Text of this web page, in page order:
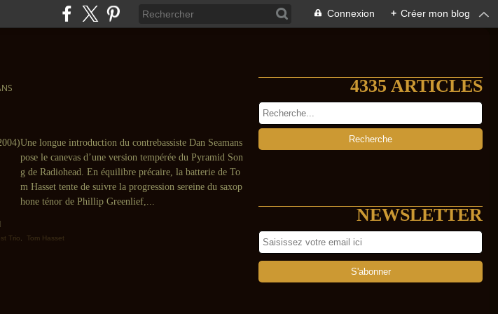
Connexion + Créer mon blog
Une longue introduction du contrebassiste Dan Seamans
pose le canevas d’une version tempérée du Pyramid Son
g de Radiohead. En équilibre précaire, la batterie de To
m Hasset tente de suivre la progression sereine du saxop
hone ténor de Phillip Greenlief,...
]
Trio Tom Hasset
4335 ARTICLES
NEWSLETTER